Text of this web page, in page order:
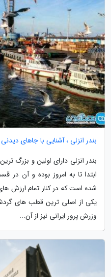
بندر انزلی ، آشنایی با جاهای دیدنی
بندر انزلی دارای اولین و بزرگ
ابتدا تا به امروز بوده و آن
شده است که در کنار تمام ارزش
یکی از اصلی ترین قطب های
وزرش پرور ایرانی نیز از آن...